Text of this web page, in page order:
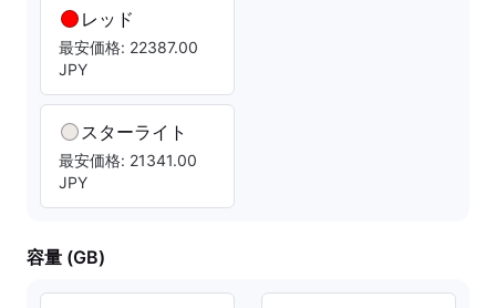
レッド
最安価格: 22387.00
JPY
スターライト
最安価格: 21341.00
JPY
容量 (GB)